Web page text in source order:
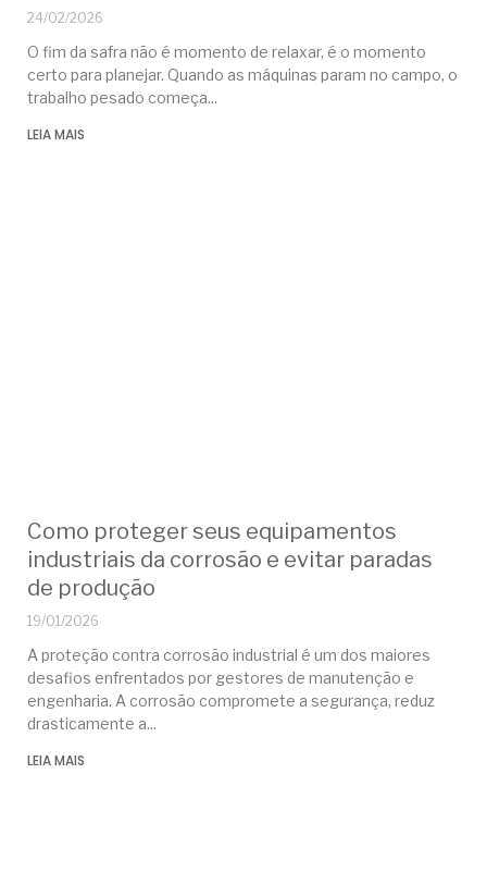
24/02/2026
O fim da safra não é momento de relaxar, é o momento
certo para planejar. Quando as máquinas param no campo, o
trabalho pesado começa
LEIA MAIS
Como proteger seus equipamentos
industriais da corrosão e evitar paradas
de produção
19/01/2026
A proteção contra corrosão industrial é um dos maiores
desafios enfrentados por gestores de manutenção e
engenharia. A corrosão compromete a segurança, reduz
drasticamente a
LEIA MAIS